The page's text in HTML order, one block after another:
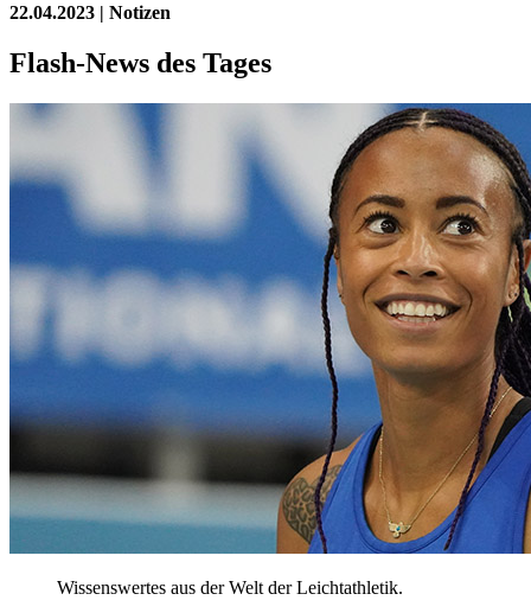
22.04.2023 | Notizen
Flash-News des Tages
Wissenswertes aus der Welt der Leichtathletik.